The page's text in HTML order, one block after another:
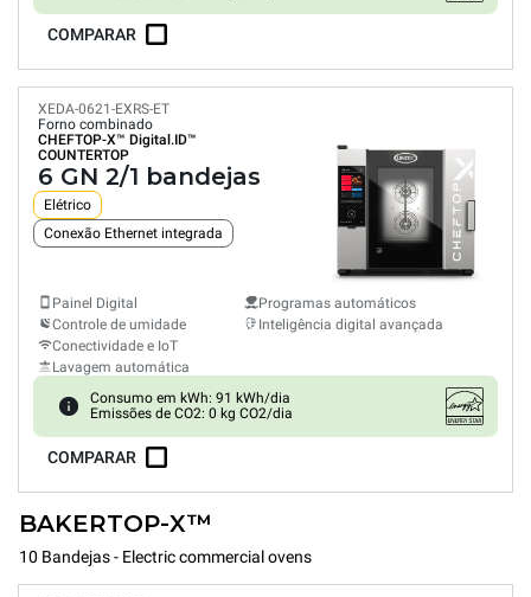
COMPARAR
XEDA-0621-EXRS-ET
Forno combinado
CHEFTOP-X™ Digital.ID™
COUNTERTOP
6 GN 2/1 bandejas
Elétrico
Conexão Ethernet integrada
Painel Digital
Controle de umidade
Conectividade e IoT
Lavagem automática
Programas automáticos
Inteligência digital avançada
Consumo em kWh: 91 kWh/dia
Emissões de CO2: 0 kg CO2/dia
COMPARAR
BAKERTOP-X™
10 Bandejas - Electric commercial ovens